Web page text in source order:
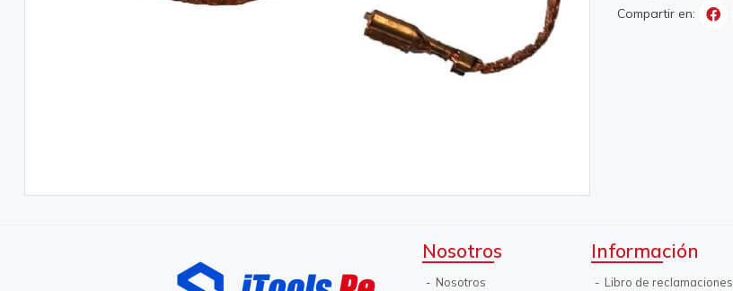
Compartir en:
Nosotros
Nosotros
Información
Libro de reclamaciones